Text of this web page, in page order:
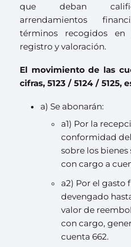
que deban
arrendamientos
términos recogidos
registro y valoración.
El movimiento de las
cifras, 5123 / 5124 / 5125,
a) Se abonarán:
a1) Por la
conformidad
sobre los
con cargo a
a2) Por el gasto
devengado
valor de
con cargo,
cuenta 662.